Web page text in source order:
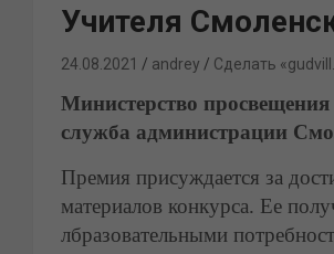
Учителя
24.08.2021 andrey Сделать
Министерство
служба администрации
Премия присуждается за
материалов конкурса. Ее
лбразовательными